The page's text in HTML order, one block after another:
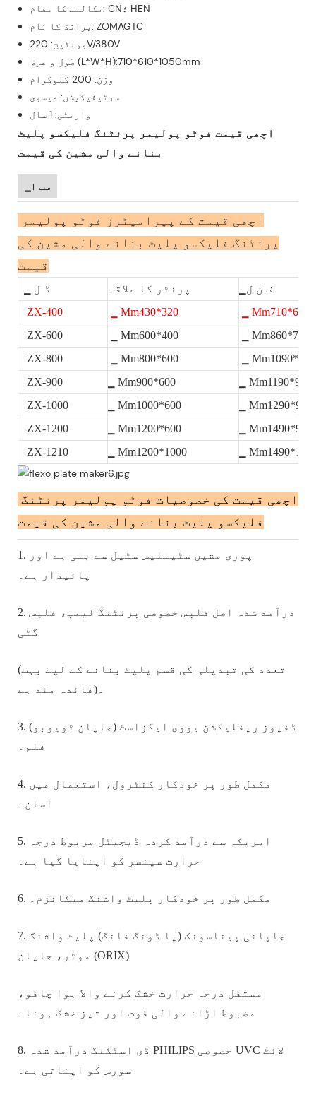
نکالنے کا مقام: CN؛ HEN
برانڈ کا نام: ZOMAGTC
وولٹیج: 220V/380V
طول و عرض (L*W*H):710*610*1050mm
وزن: 200 کلوگرام
سرٹیفیکیشن: عیسوی
وارنٹی: 1 سال
اچھی قیمت فوٹو پولیمر پرنٹنگ فلیکسو پلیٹ
بنانے والی مشین کی قیمت
▁سب ا
پرنٹنگ فلیکسو پلیٹ بنانے والی مشین کی
قیمت
▁ ڈ ل پرنٹر کا علاقہ
▁ف ن ل
ZX-400
▁ Mm430*320
▁
ZX-600
▁ Mm600*400
▁
ZX-800
▁ Mm800*600
▁
ZX-900
▁ Mm900*600
▁
ZX-1000
▁ Mm1000*600
▁
ZX-1200
▁ Mm1200*600
▁
ZX-1210
▁ Mm1200*1000 ▁
فلیکسو پلیٹ بنانے والی مشین کی قیمت
1. پوری مشین سٹینلیس سٹیل سے بنی ہے اور
پائیدار ہے۔
2. درآمد شدہ اصل فلپس خصوصی پرنٹنگ لیمپ، فلپس
گٹی
(تعدد کی تبدیلی کی قسم پلیٹ بنانے کے لیے بہت
3. (جاپان ٹویوبو) ڈفیوز ریفلیکشن یووی ایگزاسٹ
فلم۔
4. مکمل طور پر خودکار کنٹرول، استعمال میں
آسان۔
5. امریکہ سے درآمد کردہ ڈیجیٹل مربوط درجہ
حرارت سینسر کو اپنایا گیا ہے۔
6. مکمل طور پر خودکار پلیٹ واشنگ میکانزم۔
7. جاپانی پیناسونک (یا ڈونگ فانگ) پلیٹ واشنگ
موٹر، ​​جاپان (ORIX)
مستقل درجہ حرارت خشک کرنے والا ہوا چاقو،
مضبوط اڑانے والی قوت اور تیز خشک ہونا۔
8. ڈی اسٹکنگ درآمد شدہ PHILIPS خصوصی UVC لائٹ
سورس کو اپناتی ہے۔